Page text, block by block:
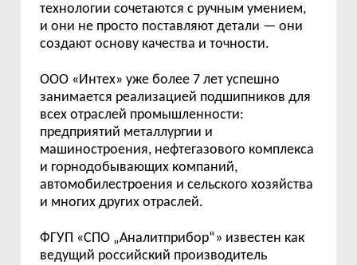
технологии сочетаются с ручным умением,
и они не просто поставляют детали — они
создают основу качества и точности.
ООО «Интех» уже более 7 лет успешно
занимается реализацией подшипников для
всех отраслей промышленности:
предприятий металлургии и
машиностроения, нефтегазового комплекса
и горнодобывающих компаний,
автомобилестроения и сельского хозяйства
и многих других отраслей.
ФГУП «СПО „Аналитприбор“» известен как
ведущий российский производитель